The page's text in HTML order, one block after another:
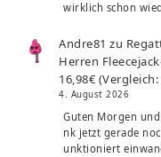
wirklich schon
Andre81 zu
Herren
16,98€
4. August 2026
Guten Morgen
nk jetzt gerade
unktioniert